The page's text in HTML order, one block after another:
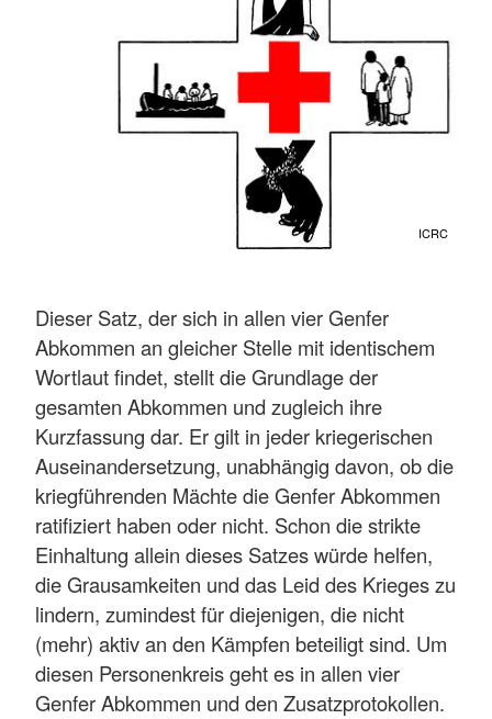
ICRC
Dieser Satz, der sich in allen vier Genfer
Abkommen an gleicher Stelle mit identischem
Wortlaut findet, stellt die Grundlage der
gesamten Abkommen und zugleich ihre
Kurzfassung dar. Er gilt in jeder kriegerischen
Auseinandersetzung, unabhängig davon, ob die
kriegführenden Mächte die Genfer Abkommen
ratifiziert haben oder nicht. Schon die strikte
Einhaltung allein dieses Satzes würde helfen,
die Grausamkeiten und das Leid des Krieges zu
lindern, zumindest für diejenigen, die nicht
(mehr) aktiv an den Kämpfen beteiligt sind. Um
diesen Personenkreis geht es in allen vier
Genfer Abkommen und den Zusatzprotokollen.